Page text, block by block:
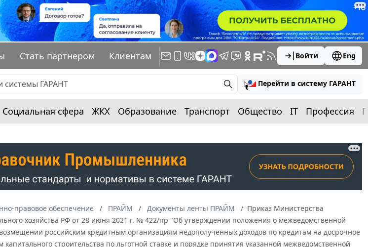
Стать партнером Клиентам Войти Eng
Перейти в систему ГАРАНТ
Социальная сфера ЖКХ Образование Транспорт Общество IT Профессия
правовое обеспечение ПРАЙМ Документы ленты ПРАЙМ
Приказ Министерства
хозяйства РФ от 28 июня 2021 г. № 422/пр "Об утверждении положения о межведомственной
российским кредитным организациям недополученных доходов по кредитам на досрочное
капитального строительства по льготной ставке и порядке принятия указанной межведомственной